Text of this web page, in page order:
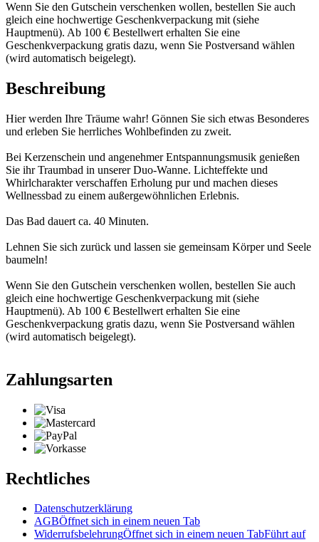
Wenn Sie den Gutschein verschenken wollen, bestellen Sie auch
gleich eine hochwertige Geschenkverpackung mit (siehe
Hauptmenü). Ab 100 € Bestellwert erhalten Sie eine
Geschenkverpackung gratis dazu, wenn Sie Postversand wählen
(wird automatisch beigelegt).
Beschreibung
Hier werden Ihre Träume wahr! Gönnen Sie sich etwas Besonderes
und erleben Sie herrliches Wohlbefinden zu zweit.
Bei Kerzenschein und angenehmer Entspannungsmusik genießen
Sie ihr Traumbad in unserer Duo-Wanne. Lichteffekte und
Whirlcharakter verschaffen Erholung pur und machen dieses
Wellnessbad zu einem außergewöhnlichen Erlebnis.
Das Bad dauert ca. 40 Minuten.
Lehnen Sie sich zurück und lassen sie gemeinsam Körper und Seele
baumeln!
Wenn Sie den Gutschein verschenken wollen, bestellen Sie auch
gleich eine hochwertige Geschenkverpackung mit (siehe
Hauptmenü). Ab 100 € Bestellwert erhalten Sie eine
Geschenkverpackung gratis dazu, wenn Sie Postversand wählen
(wird automatisch beigelegt).
Zahlungsarten
Rechtliches
Datenschutzerklärung
AGBÖffnet sich in einem neuen Tab
WiderrufsbelehrungÖffnet sich in einem neuen TabFührt auf